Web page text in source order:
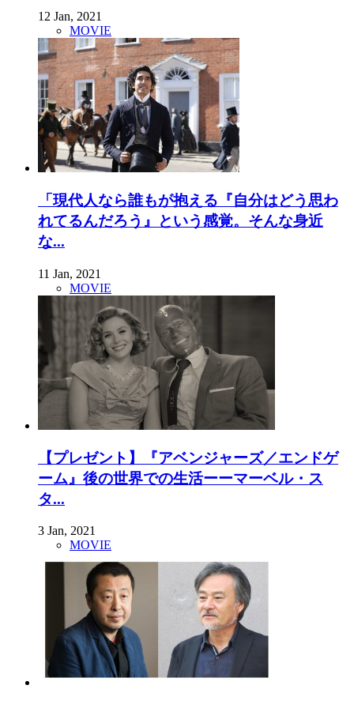
12 Jan, 2021
MOVIE
「現代人なら誰もが抱える『自分はどう思わ
れてるんだろう』という感覚。そんな身近
な...
11 Jan, 2021
MOVIE
【プレゼント】『アベンジャーズ／エンドゲ
ーム』後の世界での生活ーーマーベル・ス
タ...
3 Jan, 2021
MOVIE